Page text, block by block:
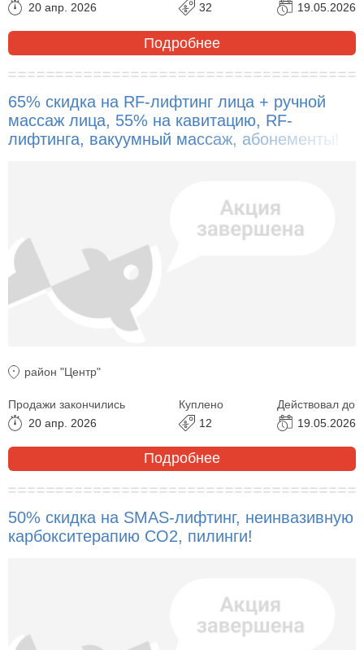
20 апр. 2026
32
19.05.2026
Подробнее
65% скидка на RF-лифтинг лица + ручной
массаж лица, 55% на кавитацию, RF-
лифтинга, вакуумный массаж, абонементы!
район "Центр"
Продажи закончились
20 апр. 2026
Куплено
12
Действовал до
19.05.2026
Подробнее
50% скидка на SMAS-лифтинг, неинвазивную
карбокситерапию CO2, пилинги!